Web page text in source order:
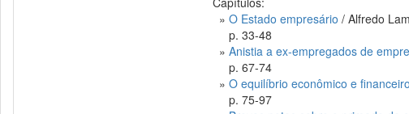
»O Estado empresário / Alfredo
p. 33-48
»Anistia a ex-empregados de
p. 67-74
»O equilíbrio econômico e
p. 75-97